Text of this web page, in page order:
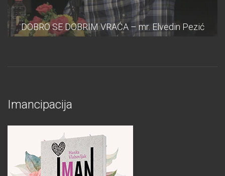
DOBRO SE DOBRIM VRAĆA – mr. Elvedin Pezić
Imancipacija